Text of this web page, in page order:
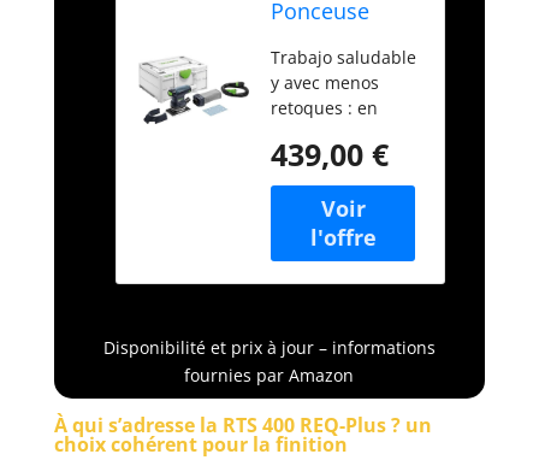
Ponceuse
400 REQ-Plus
Trabajo saludable
y avec menos
retoques : en
el aspirador móvil
o avec la bolsa
colectora Longlife
y el Protector
desmontable, que
permite lijar avec
superficies de
ventanas, marcos
y entrepaños Pour
une utilisation
durable : sac de
439,00 €
Disponibilité et prix à jour – informations
fournies par Amazon
À qui s’adresse la RTS 400 REQ-Plus ? un
choix cohérent pour la finition